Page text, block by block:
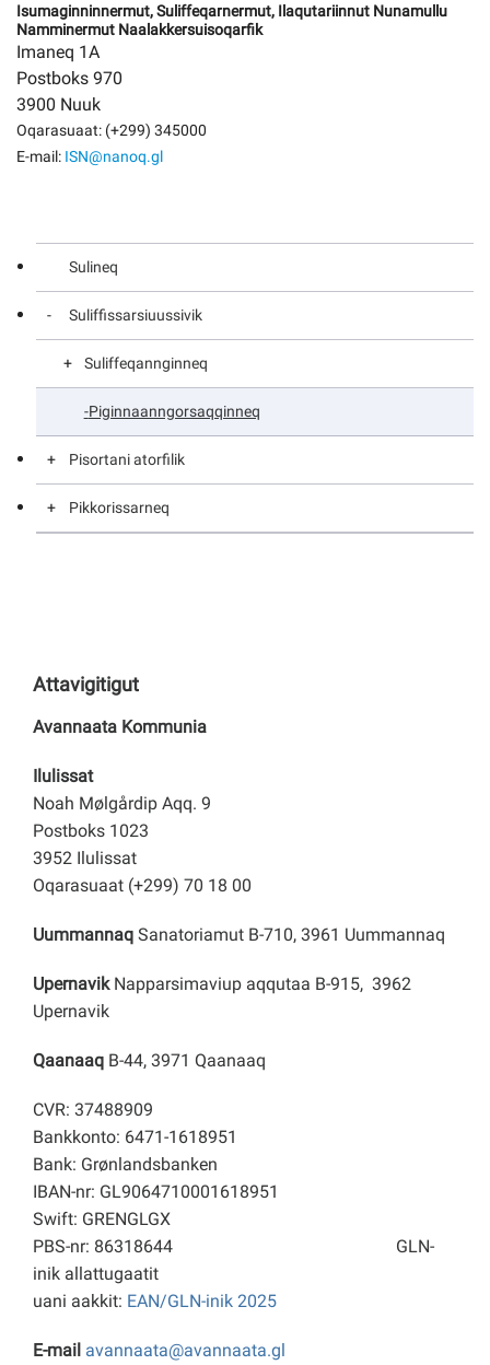
Sulineq
Suliffissarsiuussivik
Suliffeqannginneq
Suliffissaaleqisunik sulilersitsineq
Suliffissamut innersuunneqarneq
Suliffissarsiortunut ikiorsiissutit
Piginnaanngorsaqqinneq
Pisortani atorfilik
Sulinngiffeqarneq
Sulinngiffeqarnissamut taperneqartarneq
Pikkorissarneq
AMA-mi pikkorissarnerit
PKU-mi pikkorissarnerit
Isumaginninnermut, Suliffeqarnermut, Ilaqutariinnut Nunamullu
Namminermut Naalakkersuisoqarfik
Imaneq 1A
Postboks 970
3900 Nuuk
Oqarasuaat: (+299) 345000
E-mail: ISN@nanoq.gl
Attavigitigut
Avannaata Kommunia
Ilulissat
Noah Mølgårdip Aqq. 9
Postboks 1023
3952 Ilulissat
Oqarasuaat (+299) 70 18 00
Uummannaq Sanatoriamut B-710, 3961 Uummannaq
Upernavik Napparsimaviup aqqutaa B-915, 3962
Upernavik
Qaanaaq B-44, 3971 Qaanaaq
CVR: 37488909
Bankkonto: 6471-1618951
Bank: Grønlandsbanken
IBAN-nr: GL9064710001618951
Swift: GRENGLGX
PBS-nr: 86318644 GLN-
inik allattugaatit
uani aakkit: EAN/GLN-inik 2025
E-mail avannaata@avannaata.gl